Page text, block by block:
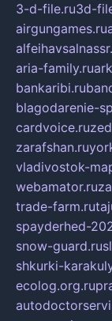
3-d-file.ru3d-
airgungames.ru
aria-family.ru
bankaribi.ru
blagodarenie-
cardvoice.ru
zarafshan.ru
vladivostok-
webamator.ru
trade-farm.ru
spayderhed-
snow-guard.ru
shkurki-
ecolog.org.ru